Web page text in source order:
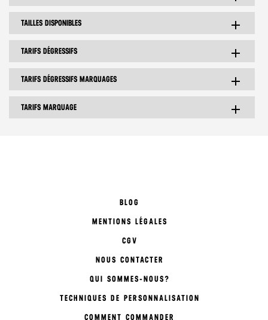
TAILLES DISPONIBLES add
TARIFS DÉGRESSIFS add
TARIFS DÉGRESSIFS MARQUAGES add
TARIFS MARQUAGE add
BLOG
MENTIONS LÉGALES
CGV
NOUS CONTACTER
QUI SOMMES-NOUS?
TECHNIQUES DE PERSONNALISATION
COMMENT COMMANDER